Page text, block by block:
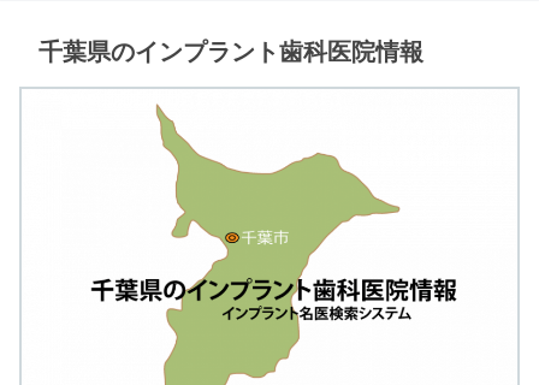
千葉県のインプラント歯科医院情報